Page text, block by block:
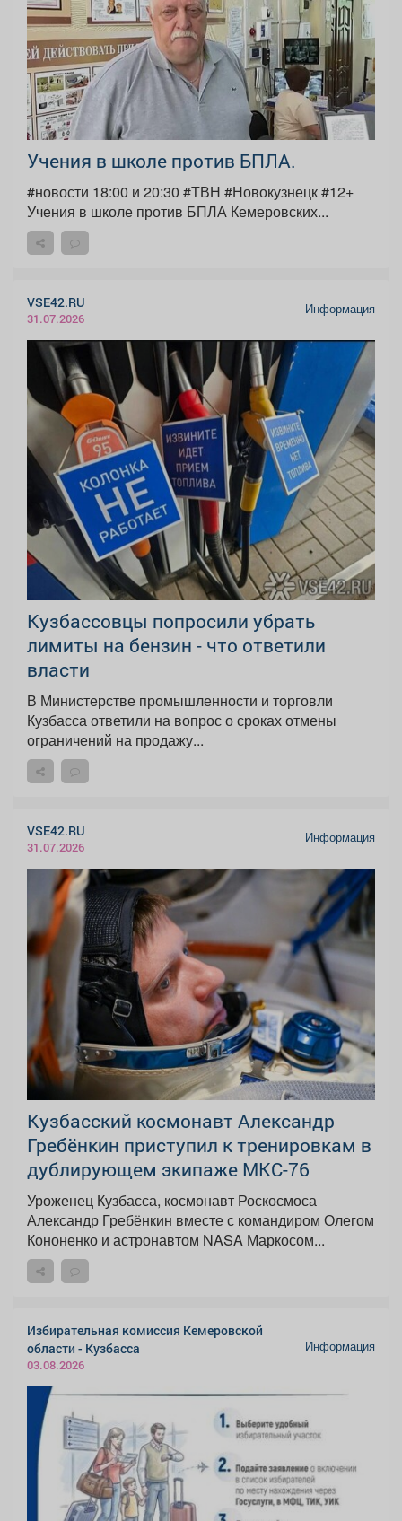
Учения в школе против БПЛА.
#новости 18:00 и 20:30 #ТВН #Новокузнецк #12+
Учения в школе против БПЛА Кемеровских...
VSE42.RU
31.07.2026
Информация
Кузбассовцы попросили убрать
лимиты на бензин - что ответили
власти
В Министерстве промышленности и торговли
Кузбасса ответили на вопрос о сроках отмены
ограничений на продажу...
VSE42.RU
31.07.2026
Информация
Кузбасский космонавт Александр
Гребёнкин приступил к тренировкам в
дублирующем экипаже МКС-76
Уроженец Кузбасса, космонавт Роскосмоса
Александр Гребёнкин вместе с командиром Олегом
Кононенко и астронавтом NASA Маркосом...
Избирательная комиссия Кемеровской
области - Кузбасса
03.08.2026
Информация